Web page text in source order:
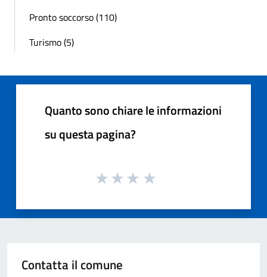
Pronto soccorso (110)
Turismo (5)
Quanto sono chiare le informazioni
su questa pagina?
Contatta il comune